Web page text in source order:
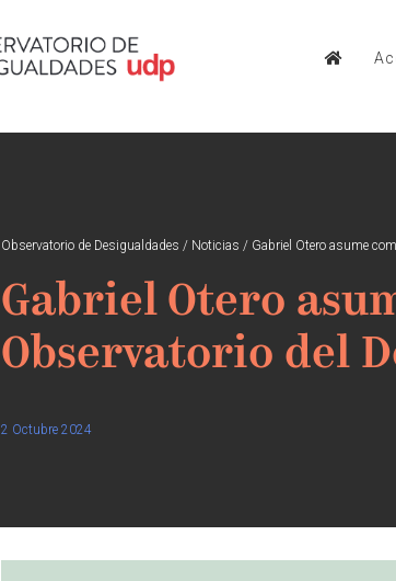
Observatorio de Desigualdades / Noticias / Gabriel Otero asume
Gabriel Otero
Observatorio del
2 Octubre 2024